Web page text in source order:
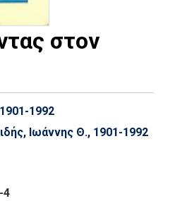
στον
1992
Ιωάννης Θ., 1901-1992
4